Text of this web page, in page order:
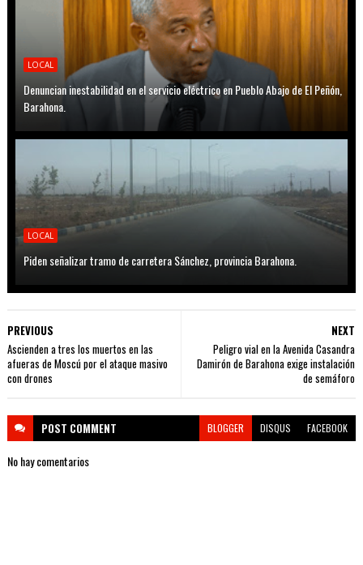
LOCAL
Denuncian inestabilidad en el servicio eléctrico en Pueblo Abajo de El Peñón,
Barahona.
LOCAL
Piden señalizar tramo de carretera Sánchez, provincia Barahona.
NEXT
Peligro vial en la Avenida Casandra
Damirón de Barahona exige instalación
de semáforo
PREVIOUS
Ascienden a tres los muertos en las
afueras de Moscú por el ataque masivo
con drones
POST COMMENT BLOGGER DISQUS FACEBOOK
No hay comentarios